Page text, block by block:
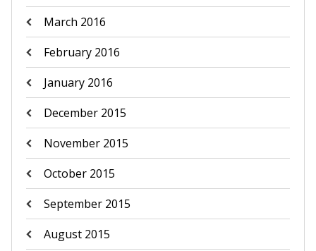
March 2016
February 2016
January 2016
December 2015
November 2015
October 2015
September 2015
August 2015